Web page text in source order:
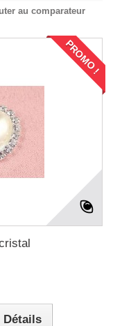
au comparateur
PROMO !
Détails